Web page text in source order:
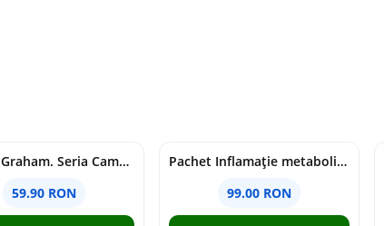
Efectul Graham. Seria Campus Diaries Vol.1
59.90 RON
Pachet Inflamație metabolism și creier
99.00 RON